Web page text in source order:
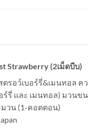
Strawberry (2เม็ดบีบ)
ตรอว์เบอร์รี่&เมนทอล
ร์รี่ และ เมนทอล) มวนข
มวน (1-คอตตอน)